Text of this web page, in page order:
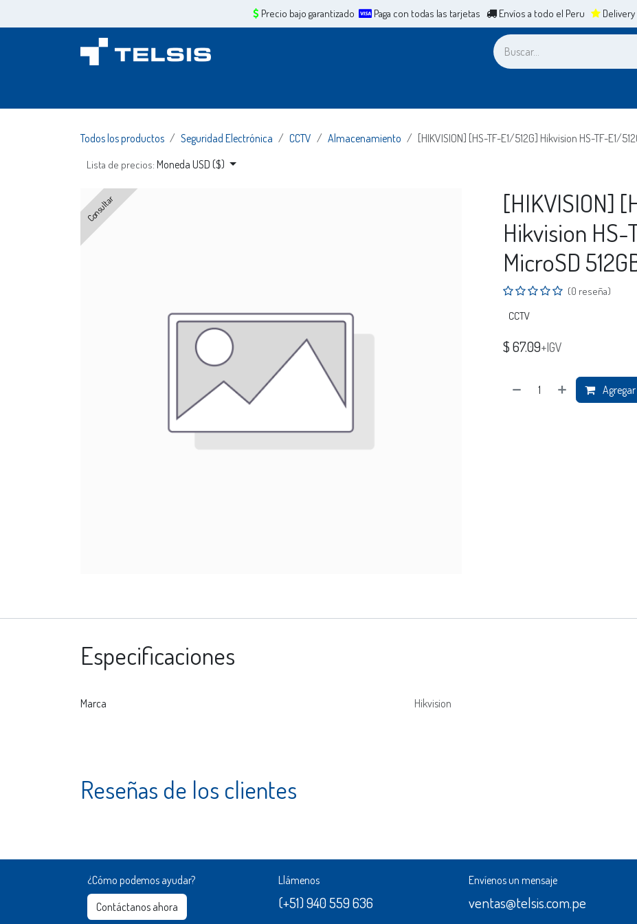
Precio bajo garantizado Paga con todas las tarjetas Envíos a todo el Peru Delivery
Todos los productos Seguridad Electrónica CCTV Almacenamiento [HIKVISION] [HS-TF-E1/512G] Hikvision HS-TF-E1/
Lista de precios: Moneda USD ($)
Consultar
[HIKVISION]
Hikvision HS-
MicroSD
(0 reseña)
CCTV
$67.09+IGV
Especificaciones
Marca Hikvision
Reseñas de los clientes
Envíenos un mensaje
ventas@telsis.com.pe
¿Cómo podemos ayudar?
Contáctanos ahora​​
Llámenos
(+51) 940 559 636